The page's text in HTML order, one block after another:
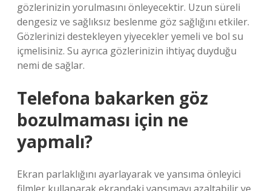
gözlerinizin yorulmasını önleyecektir. Uzun süreli
dengesiz ve sağlıksız beslenme göz sağlığını etkiler.
Gözlerinizi destekleyen yiyecekler yemeli ve bol su
içmelisiniz. Su ayrıca gözlerinizin ihtiyaç duyduğu
nemi de sağlar.
Telefona bakarken göz
bozulmaması için ne
yapmalı?
Ekran parlaklığını ayarlayarak ve yansıma önleyici